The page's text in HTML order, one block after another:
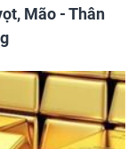
Mão - Thân